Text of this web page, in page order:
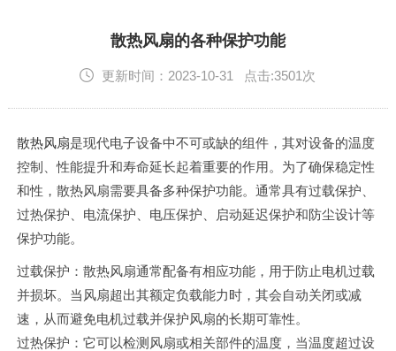
散热风扇的各种保护功能
更新时间：2023-10-31 点击:3501次
散热风扇是现代电子设备中不可或缺的组件，其对设备的温度
控制、性能提升和寿命延长起着重要的作用。为了确保稳定性
和性，散热风扇需要具备多种保护功能。通常具有过载保护、
过热保护、电流保护、电压保护、启动延迟保护和防尘设计等
保护功能。
过载保护：散热风扇通常配备有相应功能，用于防止电机过载
并损坏。当风扇超出其额定负载能力时，其会自动关闭或减
速，从而避免电机过载并保护风扇的长期可靠性。
过热保护：它可以检测风扇或相关部件的温度，当温度超过设